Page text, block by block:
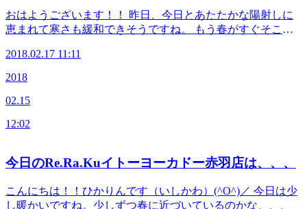
下さい。電気マットもまだご利用いただけます^^ ●本日のス
タッフ いしかわ さわい まつむら すぎはし ●予約可能な時間
帯 11：00～15：00 17：00～19：30 ≪連絡先&amp;アクセス
≫ Re.Ra.Ku イトーヨーカドー赤羽店 JR宇都宮線・京浜東
イトーヨーカドーの3Fです！ TEL 03-5948-9557 （店舗）
なかった時におかけください） Web予約は こちら から
LINEのお友だちも大募集中です！ 登録でお得な特典プレゼ
おはようございます！！ 昨日、今日とあたたかな陽射しに
恵まれて寒さも緩和できそうですね。 もう春がすぐそこに
いで。花粉症の方には辛い季節となりますね。。 土曜の今
日は珍しく予約枠に余裕があります。 お気軽にお立ち寄り
タッフ いしかわ さわい まつむら すぎはし ●予約可能な時間
≫ Re.Ra.Ku イトーヨーカドー赤羽店 JR宇都宮線・京浜東
イトーヨーカドーの3Fです！ TEL 03-5948-9557 （店舗）
TEL 03-4540-6336（予約センター 店舗にお電話が繋がら
なかった時におかけください） Web予約は こちら から
LINEのお友だちも大募集中です！ 登録でお得な特典プレゼ
2018.02.17 11:11
2018
02.15
12:02
今日のRe.Ra.Kuイトーヨーカドー赤羽店は、、、
こんにちは！！ひかりんです（いしかわ）(^O^)／ 今日は少
し暖かいですね。少しずつ春に近づいているのかな、、、